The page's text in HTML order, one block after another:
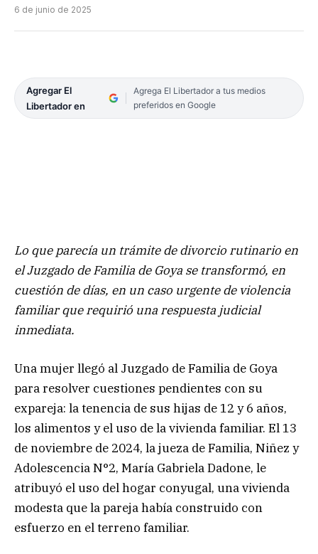
6 de junio de 2025
Agregar El
Libertador en
Agrega El Libertador a tus medios
preferidos en Google
Lo que parecía un trámite de divorcio rutinario en
el Juzgado de Familia de Goya se transformó, en
cuestión de días, en un caso urgente de violencia
familiar que requirió una respuesta judicial
inmediata.
Una mujer llegó al Juzgado de Familia de Goya
para resolver cuestiones pendientes con su
expareja: la tenencia de sus hijas de 12 y 6 años,
los alimentos y el uso de la vivienda familiar. El 13
de noviembre de 2024, la jueza de Familia, Niñez y
Adolescencia N°2, María Gabriela Dadone, le
atribuyó el uso del hogar conyugal, una vivienda
modesta que la pareja había construido con
esfuerzo en el terreno familiar.